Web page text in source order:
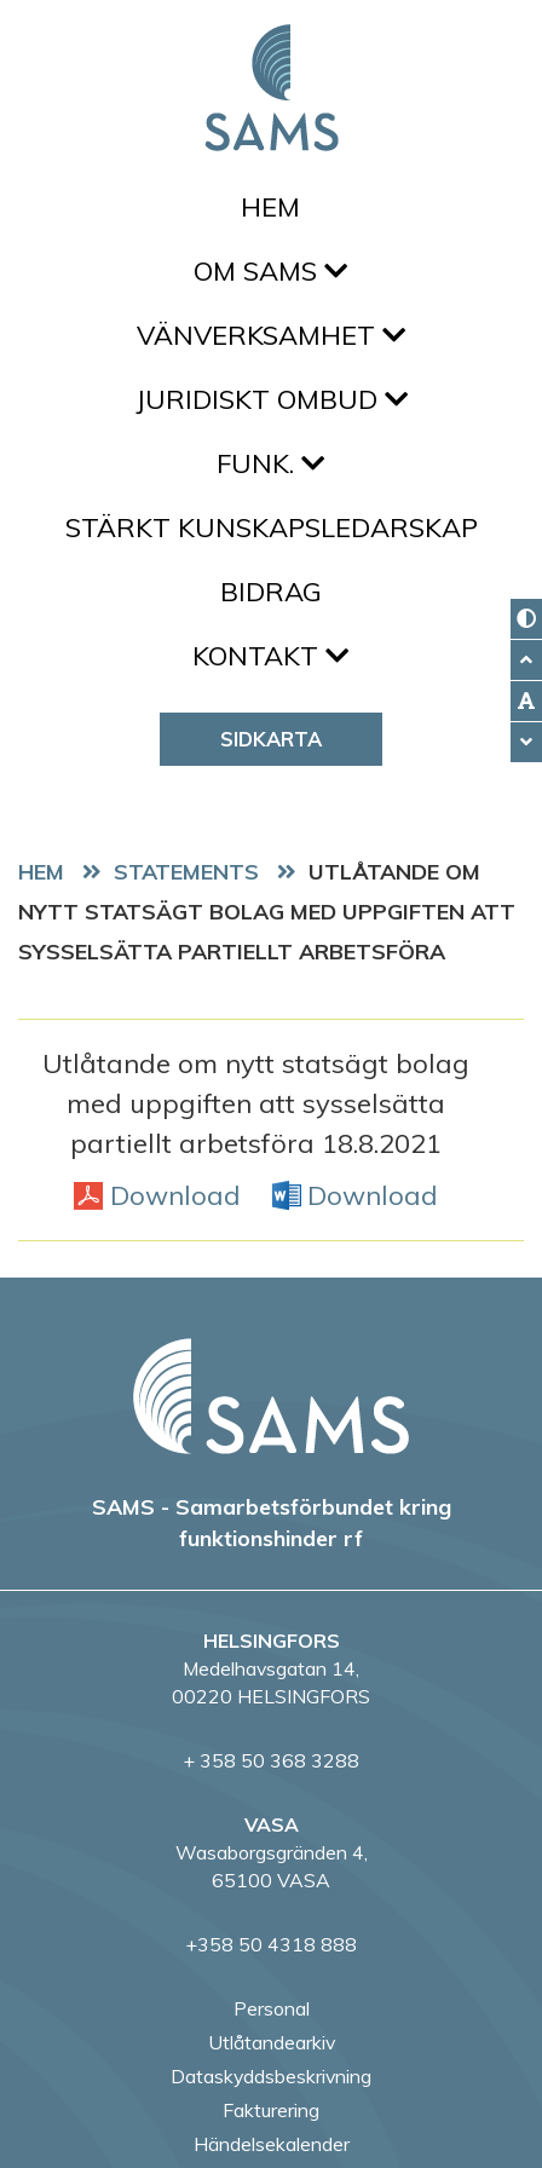
HEM
OM SAMS
VÄNVERKSAMHET
JURIDISKT OMBUD
FUNK.
STÄRKT KUNSKAPSLEDARSKAP
BIDRAG
KONTAKT
SIDKARTA
HEM STATEMENTS
UTLÅTANDE OM
NYTT STATSÄGT BOLAG MED UPPGIFTEN ATT
SYSSELSÄTTA PARTIELLT ARBETSFÖRA
Utlåtande om nytt statsägt bolag
med uppgiften att sysselsätta
partiellt arbetsföra 18.8.2021
Download PDF Download
SAMS - Samarbetsförbundet kring
funktionshinder rf
HELSINGFORS
Medelhavsgatan 14,
00220 HELSINGFORS
+ 358 50 368 3288
VASA
Wasaborgsgränden 4,
65100 VASA
+358 50 4318 888
Personal
Utlåtandearkiv
Dataskyddsbeskrivning
Fakturering
Händelsekalender